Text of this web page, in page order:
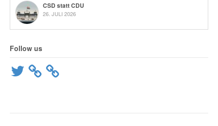
CSD statt CDU
26. JULI 2026
Follow us
Twitter